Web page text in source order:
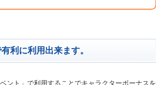
利に利用出来ます。
ント」で利用することでキャラクターボーナスを